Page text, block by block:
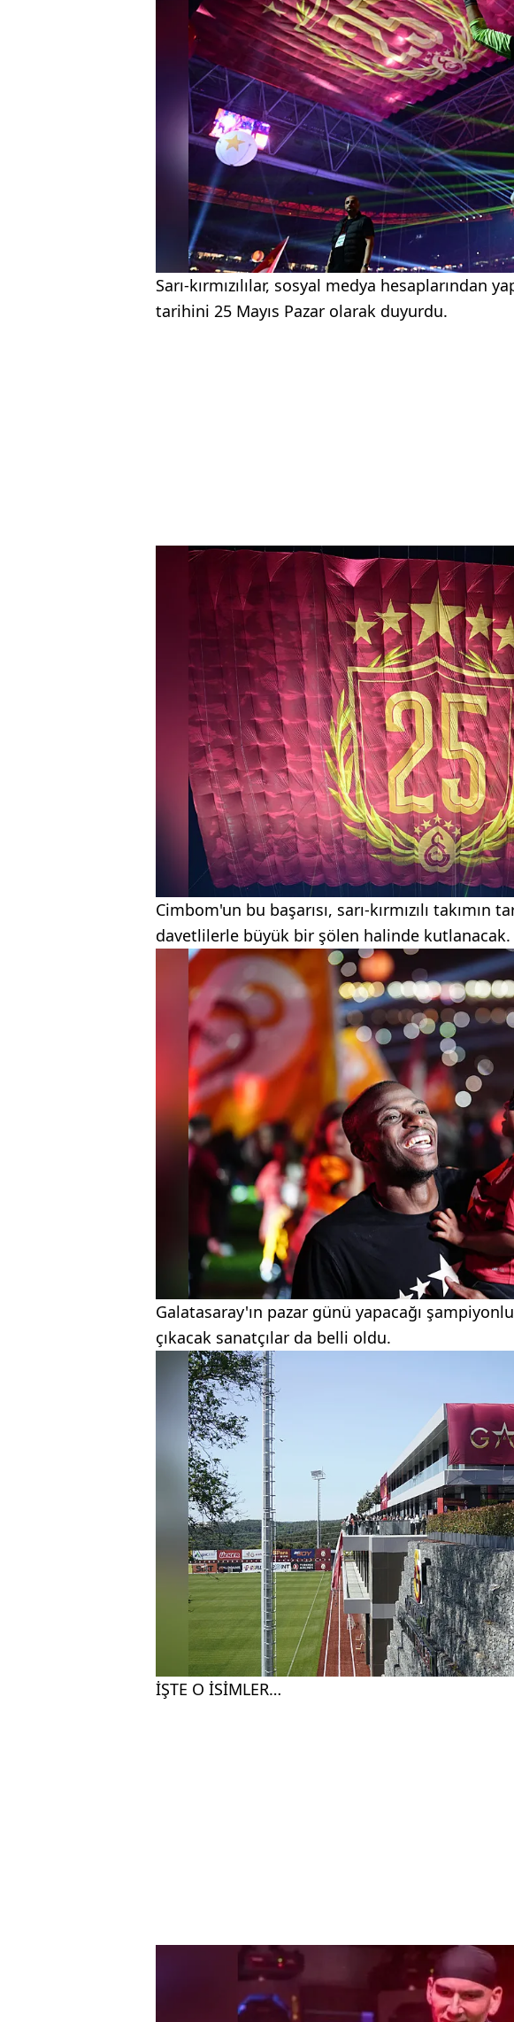
Sarı-kırmızılılar, sosyal medya hesaplarından
tarihini 25 Mayıs Pazar olarak duyurdu.
Cimbom'un bu başarısı, sarı-kırmızılı takımın
davetlilerle büyük bir şölen halinde kutlanacak.
Galatasaray'ın pazar günü yapacağı
çıkacak sanatçılar da belli oldu.
İŞTE O İSİMLER…